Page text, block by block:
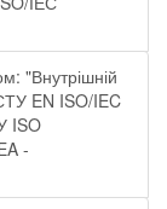
"Внутрішній
EN ISO/IEC
ISO
-